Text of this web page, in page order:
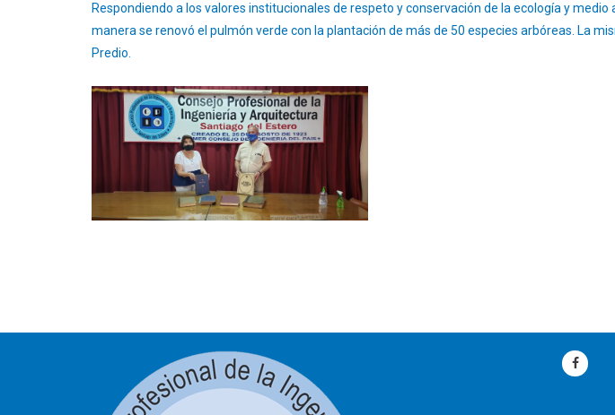
Respondiendo a los valores institucionales de respeto y conservación de la ecología y
manera se renovó el pulmón verde con la plantación de más de 50 especies arbóreas. La
Predio.